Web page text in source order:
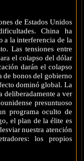
de Estados Unidos
China ha
a la interferencia de la
Las tensiones entre
el colapso del dólar
darán el colapso
de bonos del gobierno
dominó global. La
deliberadamente a ver
presuntuoso
programa oculto de
el plan de la élite es
nuestra atención
los propios